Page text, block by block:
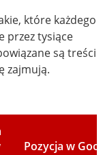
które każdego
przez tysiące
są treści
zajmują.
Pozycja w